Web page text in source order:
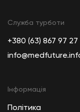
Служба турботи
+380 (63) 867 97 27
Інформація
Політика